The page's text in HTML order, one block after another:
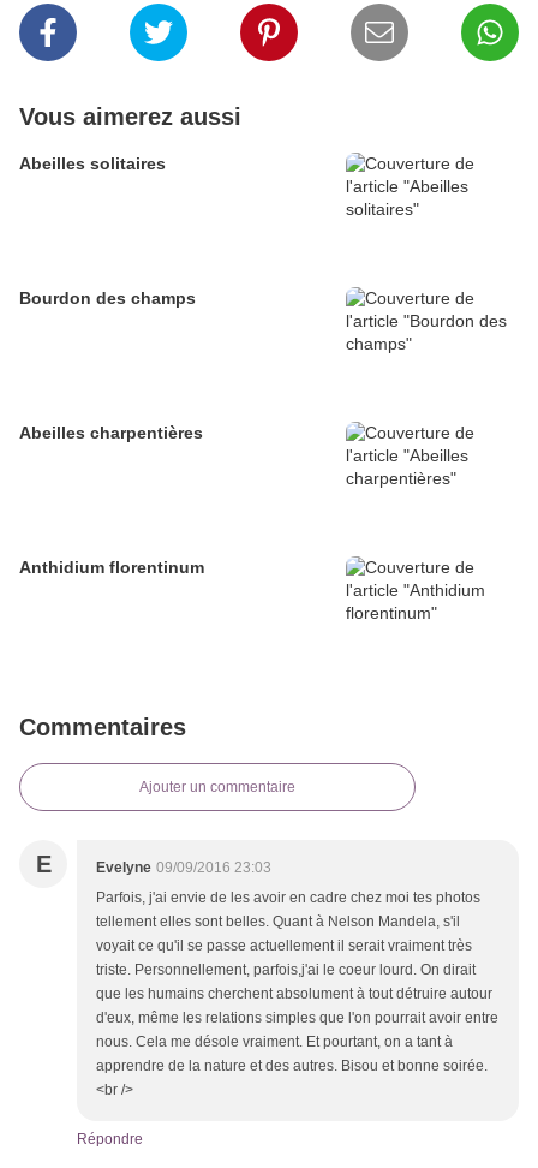
Vous aimerez aussi
Abeilles solitaires
Bourdon des champs
Abeilles charpentières
Anthidium florentinum
Commentaires
Ajouter un commentaire
E Evelyne 09/09/2016 23:03
Parfois, j'ai envie de les avoir en cadre chez moi tes photos
tellement elles sont belles. Quant à Nelson Mandela, s'il
voyait ce qu'il se passe actuellement il serait vraiment très
triste. Personnellement, parfois,j'ai le coeur lourd. On dirait
que les humains cherchent absolument à tout détruire autour
d'eux, même les relations simples que l'on pourrait avoir entre
nous. Cela me désole vraiment. Et pourtant, on a tant à
apprendre de la nature et des autres. Bisou et bonne soirée.
<br />
Répondre